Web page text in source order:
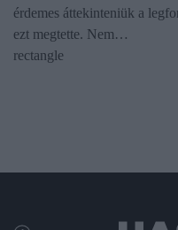
érdemes áttekinteniük a
ezt megtette. Nem…
rectangle